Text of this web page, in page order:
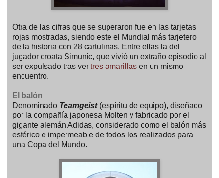
Otra de las cifras que se superaron fue en las tarjetas
rojas mostradas, siendo este el Mundial más tarjetero
de la historia con 28 cartulinas. Entre ellas la del
jugador croata Simunic, que vivió un extraño episodio al
ser expulsado tras ver tres amarillas en un mismo
encuentro.
El balón
Denominado Teamgeist(espíritu de equipo), diseñado
por la compañía japonesa Molten y fabricado por el
gigante alemán Adidas, considerado como el balón más
esférico e impermeable de todos los realizados para
una Copa del Mundo.